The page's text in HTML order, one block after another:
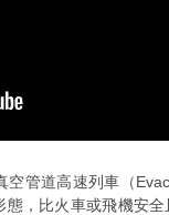
管道高速列車（
，比火車或飛機安